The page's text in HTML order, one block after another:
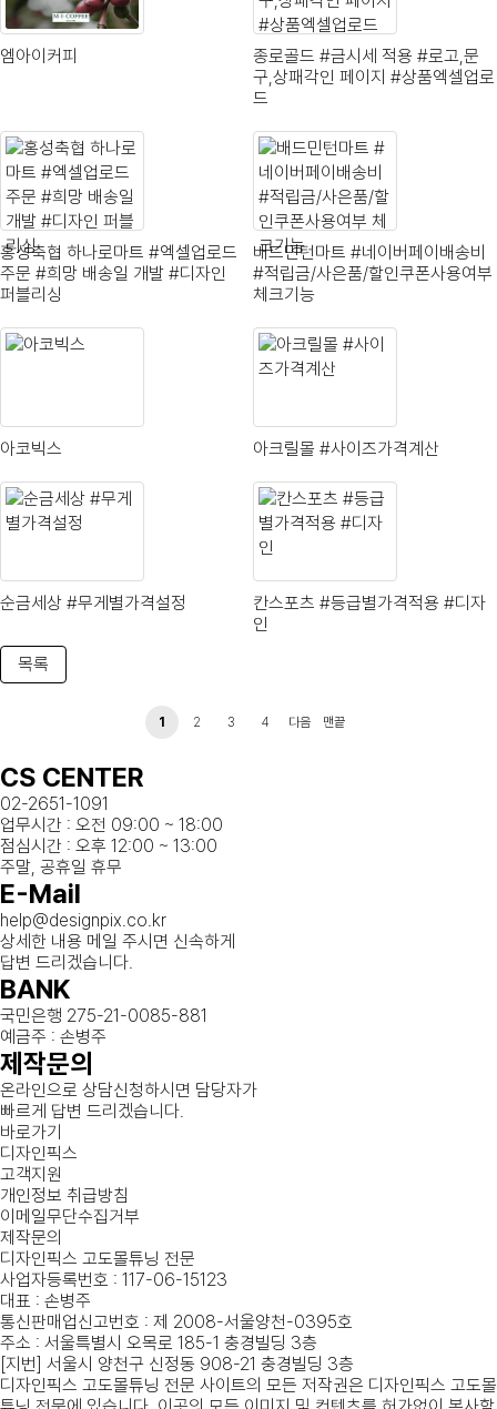
엠아이커피
종로골드 #금시세 적용 #로고,문
구,상패각인 페이지 #상품엑셀업로
드
홍성축협 하나로마트 #엑셀업로드
주문 #희망 배송일 개발 #디자인
퍼블리싱
배드민턴마트 #네이버페이배송비
#적립금/사은품/할인쿠폰사용여부
체크기능
아코빅스 아크릴몰 #사이즈가격계산
순금세상 #무게별가격설정
칸스포츠 #등급별가격적용 #디자
인
목록
1 2 3 4 다음 맨끝
CS CENTER
02-2651-1091
업무시간 : 오전 09:00 ~ 18:00
점심시간 : 오후 12:00 ~ 13:00
주말, 공휴일 휴무
E-Mail
help@designpix.co.kr
상세한 내용 메일 주시면 신속하게
답변 드리겠습니다.
BANK
국민은행 275-21-0085-881
예금주 : 손병주
제작문의
온라인으로 상담신청하시면 담당자가
빠르게 답변 드리겠습니다.
바로가기
디자인픽스
고객지원
개인정보 취급방침
이메일무단수집거부
제작문의
디자인픽스 고도몰튜닝 전문
사업자등록번호 : 117-06-15123
대표 : 손병주
통신판매업신고번호 : 제 2008-서울양천-0395호
주소 : 서울특별시 오목로 185-1 충경빌딩 3층
[지번] 서울시 양천구 신정동 908-21 충경빌딩 3층
디자인픽스 고도몰튜닝 전문 사이트의 모든 저작권은 디자인픽스 고도몰